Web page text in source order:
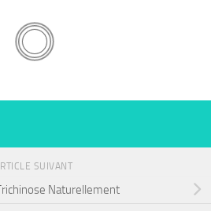
SUIVANT
Naturellement